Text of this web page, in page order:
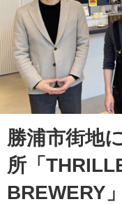
勝浦市街地
所「
BREWERY